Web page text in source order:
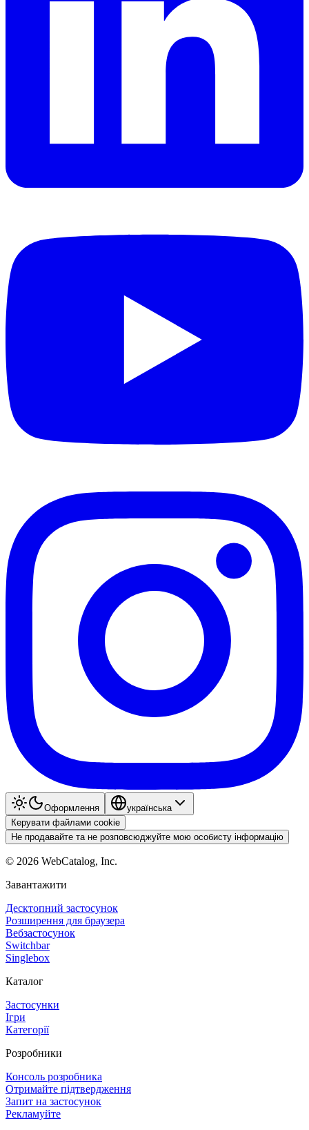
Оформлення
українська
Керувати файлами cookie
Не продавайте та не розповсюджуйте мою особисту інформацію
© 2026 WebCatalog, Inc.
Завантажити
Десктопний застосунок
Розширення для браузера
Вебзастосунок
Switchbar
Singlebox
Каталог
Застосунки
Ігри
Категорії
Розробники
Консоль розробника
Отримайте підтвердження
Запит на застосунок
Рекламуйте